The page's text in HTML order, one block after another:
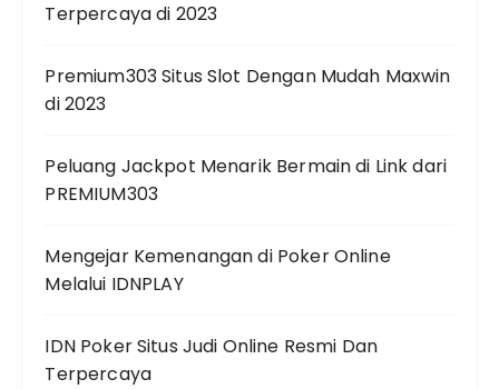
Terpercaya di 2023
Premium303 Situs Slot Dengan Mudah Maxwin
di 2023
Peluang Jackpot Menarik Bermain di Link dari
PREMIUM303
Mengejar Kemenangan di Poker Online
Melalui IDNPLAY
IDN Poker Situs Judi Online Resmi Dan
Terpercaya